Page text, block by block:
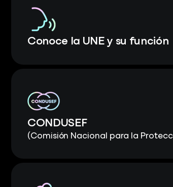
Conoce la UNE y su función
CONDUSEF
(Comisión Nacional para la